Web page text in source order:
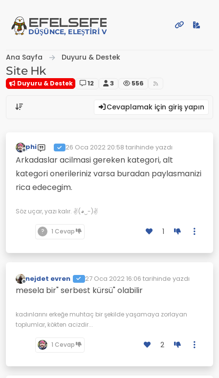
EFELSEFE
DÜŞÜNCE, ELEŞTIRI VE PAYLAŞIM PLATFORMU
Ana Sayfa Duyuru & Destek
Site Hk
Duyuru & Destek 12 3 556
Cevaplamak için giriş yapın
Çevrimdışı
phi 26 Oca 2022 20:58 tarihinde yazdı
Son düzenleyen:
Arkadaslar acilmasi gereken kategori, alt
kategori onerileriniz varsa buradan paylasmanizi
rica edecegim.
Söz uçar, yazı kalır. ✌(◕‿-)✌
? 1 Cevap 1
Çevrimdışı
nejdet evren 27 Oca 2022 16:06 tarihinde yazdı
Son düzenleyen:
mesela bir" serbest kürsü" olabilir
kadınlarını erkeğe muhtaç bir şekilde yaşamaya zorlayan
toplumlar, kökten acizdir...
1 Cevap 2